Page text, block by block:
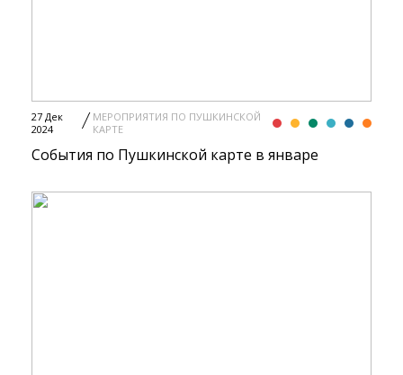
27 Дек
2024
МЕРОПРИЯТИЯ ПО ПУШКИНСКОЙ
КАРТЕ
События по Пушкинской карте в январе